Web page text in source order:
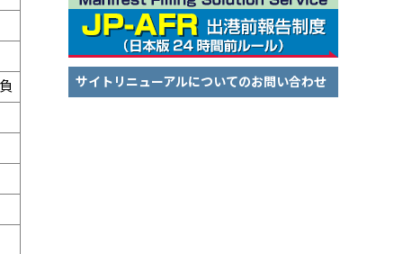
サイトリニューアルについてのお問い合わせ